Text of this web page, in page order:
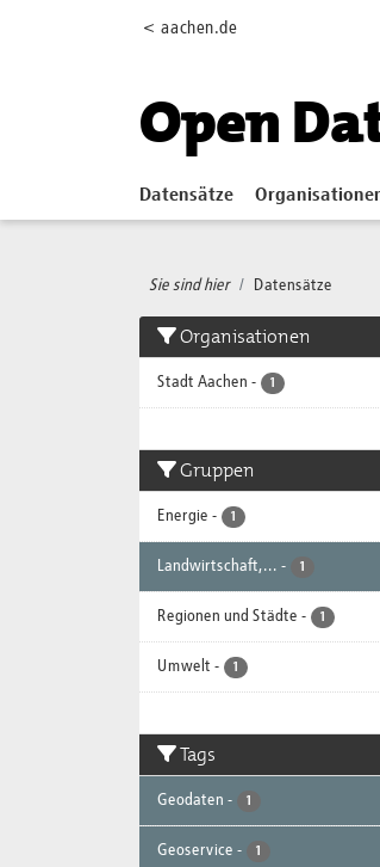
< aachen.de
Open
Datensätze
Sie sind hier Datensätze
Organisationen
Stadt Aachen - 1
Gruppen
Energie - 1
Landwirtschaft,... - 1
Regionen und Städte - 1
Umwelt - 1
Tags
Geodaten - 1
Geoservice - 1